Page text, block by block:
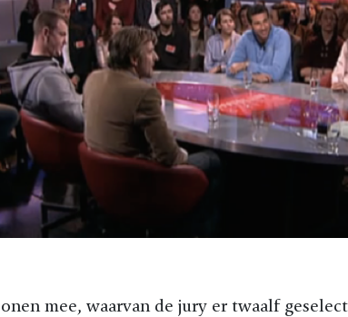
mee, waarvan de jury er twaalf